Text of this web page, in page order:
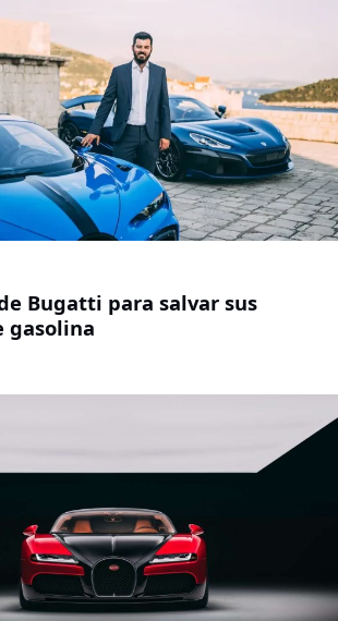
Bugatti para salvar sus
gasolina